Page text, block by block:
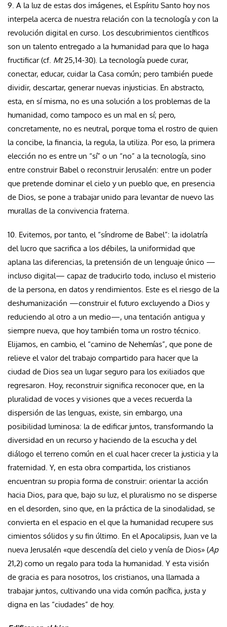
9. A la luz de estas dos imágenes, el Espíritu Santo hoy nos
interpela acerca de nuestra relación con la tecnología y con la
revolución digital en curso. Los descubrimientos científicos
son un talento entregado a la humanidad para que lo haga
fructificar (cf. Mt25,14-30). La tecnología puede curar,
conectar, educar, cuidar la Casa común; pero también puede
dividir, descartar, generar nuevas injusticias. En abstracto,
esta, en sí misma, no es una solución a los problemas de la
humanidad, como tampoco es un mal en sí; pero,
concretamente, no es neutral, porque toma el rostro de quien
la concibe, la financia, la regula, la utiliza. Por eso, la primera
elección no es entre un “sí” o un “no” a la tecnología, sino
entre construir Babel o reconstruir Jerusalén: entre un poder
que pretende dominar el cielo y un pueblo que, en presencia
de Dios, se pone a trabajar unido para levantar de nuevo las
murallas de la convivencia fraterna.
10. Evitemos, por tanto, el “síndrome de Babel”: la idolatría
del lucro que sacrifica a los débiles, la uniformidad que
aplana las diferencias, la pretensión de un lenguaje único —
incluso digital— capaz de traducirlo todo, incluso el misterio
de la persona, en datos y rendimientos. Este es el riesgo de la
deshumanización —construir el futuro excluyendo a Dios y
reduciendo al otro a un medio—, una tentación antigua y
siempre nueva, que hoy también toma un rostro técnico.
Elijamos, en cambio, el “camino de Nehemías”, que pone de
relieve el valor del trabajo compartido para hacer que la
ciudad de Dios sea un lugar seguro para los exiliados que
regresaron. Hoy, reconstruir significa reconocer que, en la
pluralidad de voces y visiones que a veces recuerda la
dispersión de las lenguas, existe, sin embargo, una
posibilidad luminosa: la de edificar juntos, transformando la
diversidad en un recurso y haciendo de la escucha y del
diálogo el terreno común en el cual hacer crecer la justicia y la
fraternidad. Y, en esta obra compartida, los cristianos
encuentran su propia forma de construir: orientar la acción
hacia Dios, para que, bajo su luz, el pluralismo no se disperse
en el desorden, sino que, en la práctica de la sinodalidad, se
convierta en el espacio en el que la humanidad recupere sus
cimientos sólidos y su fin último. En el Apocalipsis, Juan ve la
nueva Jerusalén «que descendía del cielo y venía de Dios» (Ap
21,2) como un regalo para toda la humanidad. Y esta visión
de gracia es para nosotros, los cristianos, una llamada a
trabajar juntos, cultivando una vida común pacífica, justa y
digna en las “ciudades” de hoy.